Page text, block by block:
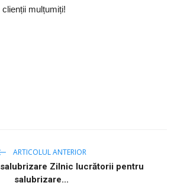
mulțumiți!
ARTICOLUL ANTERIOR
Zilnic lucrătorii pentru
salubrizare...